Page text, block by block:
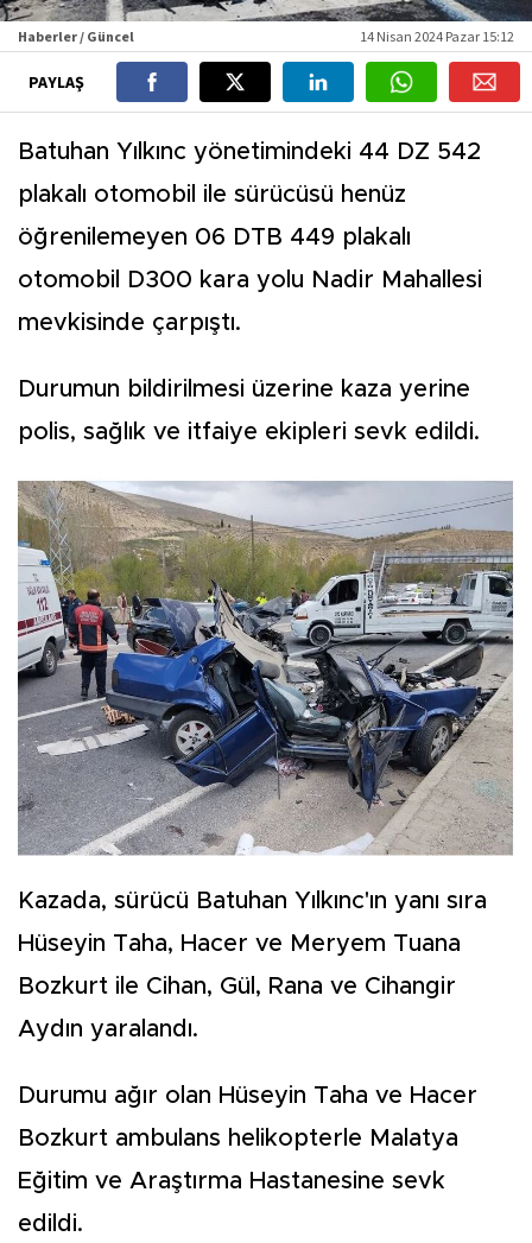
Haberler / Güncel 14 Nisan 2024 Pazar 15:12
PAYLAŞ
Batuhan Yılkınc yönetimindeki 44 DZ 542
plakalı otomobil ile sürücüsü henüz
öğrenilemeyen 06 DTB 449 plakalı
otomobil D300 kara yolu Nadir Mahallesi
mevkisinde çarpıştı.
Durumun bildirilmesi üzerine kaza yerine
polis, sağlık ve itfaiye ekipleri sevk edildi.
Kazada, sürücü Batuhan Yılkınc'ın yanı sıra
Hüseyin Taha, Hacer ve Meryem Tuana
Bozkurt ile Cihan, Gül, Rana ve Cihangir
Aydın yaralandı.
Durumu ağır olan Hüseyin Taha ve Hacer
Bozkurt ambulans helikopterle Malatya
Eğitim ve Araştırma Hastanesine sevk
edildi.